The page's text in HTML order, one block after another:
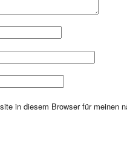
in diesem Browser für meinen